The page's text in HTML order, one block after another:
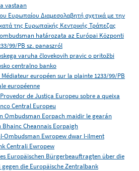
vastaan
Ευρωπαίου Διαμεσολαβητή σχετικά με την
της Ευρωπαϊκής Κεντρικής Τράπεζας
ombudsman határozata az Európai Központi
99/PB sz. panaszról
varuha človekovih pravic o pritožbi
centralno banko
Médiateur européen sur la plainte 1233/99/PB
européenne
de Justiça Europeu sobre a queixa
Central Europeu
Ombudsman Eorpach maidir le gearán
Bhainc Cheannais Eorpaigh
Ombudsman Ewropew dwar l-ilment
Ċentrali Ewropew
Europäischen Bürgerbeauftragten über die
gegen die Europäische Zentralbank